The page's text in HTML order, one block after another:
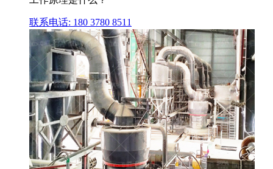
联系电话: 180 3780 8511